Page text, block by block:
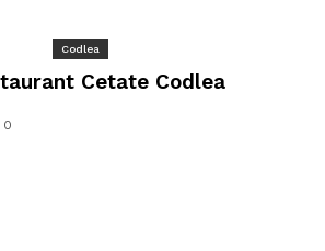
Codlea
Cetate Codlea
0